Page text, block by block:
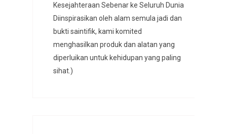
Kesejahteraan Sebenar ke Seluruh Dunia
Diinspirasikan oleh alam semula jadi dan
bukti saintifik, kami komited
menghasilkan produk dan alatan yang
diperluikan untuk kehidupan yang paling
sihat.)